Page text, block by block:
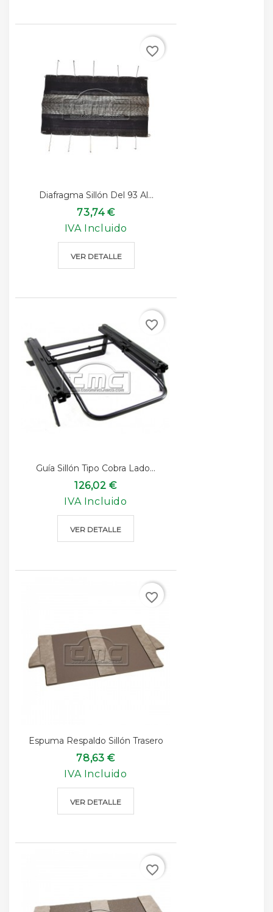
Diafragma Sillón Del 93 Al...
73,74 €
IVA Incluido
VER DETALLE
favorite_border
Guía Sillón Tipo Cobra Lado...
126,02 €
IVA Incluido
VER DETALLE
favorite_border
Espuma Respaldo Sillón Trasero
78,63 €
IVA Incluido
VER DETALLE
favorite_border
favorite_border